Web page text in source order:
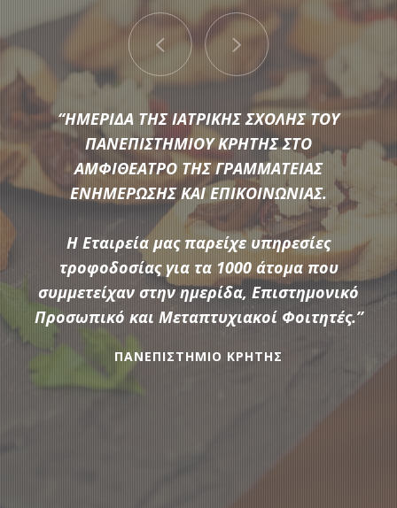
Μια μεγάλη ποικιλία από τις πιο σύγχρονες προτάσεις της
αγοράς συνθέτουν τον εξοπλισμό που διαθέτει η
Αδάμαντας Catering για να υποστηρίξουμε τις ξεχωριστές
ανάγκες κάθε εκδήλωσης.
ΠΕΡΙΣΣΟΤΕΡΑ
“ΗΜΕΡΙΔΑ ΤΗΣ ΙΑΤΡΙΚΗΣ ΣΧΟΛΗΣ ΤΟΥ
ΠΑΝΕΠΙΣΤΗΜΙΟΥ ΚΡΗΤΗΣ ΣΤΟ
ΑΜΦΙΘΕΑΤΡΟ ΤΗΣ ΓΡΑΜΜΑΤΕΙΑΣ
ΕΝΗΜΕΡΩΣΗΣ ΚΑΙ ΕΠΙΚΟΙΝΩΝΙΑΣ.
Η Εταιρεία μας παρείχε υπηρεσίες
τροφοδοσίας για τα 1000 άτομα που
συμμετείχαν στην ημερίδα, Επιστημονικό
Προσωπικό και Μεταπτυχιακοί Φοιτητές.”
ΠΑΝΕΠΙΣΤΗΜΙΟ ΚΡΗΤΗΣ